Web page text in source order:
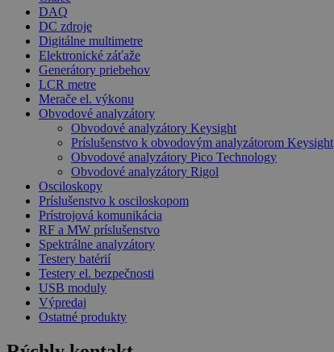
DAQ
DC zdroje
Digitálne multimetre
Elektronické záťaže
Generátory priebehov
LCR metre
Merače el. výkonu
Obvodové analyzátory
Obvodové analyzátory Keysight
Príslušenstvo k obvodovým analyzátorom Keysight
Obvodové analyzátory Pico Technology
Obvodové analyzátory Rigol
Osciloskopy
Príslušenstvo k osciloskopom
Prístrojová komunikácia
RF a MW príslušenstvo
Spektrálne analyzátory
Testery batérií
Testery el. bezpečnosti
USB moduly
Výpredaj
Ostatné produkty